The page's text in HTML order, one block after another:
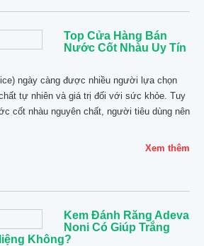
Top Cửa Hàng Bán
Nước Cốt Nhàu Uy Tín
ngày càng được nhiều người lựa chọn
tự nhiên và giá trị đối với sức khỏe. Tuy
cốt nhàu nguyên chất, người tiêu dùng nên
Xem thêm
Kem Đánh Răng Adeva
Noni Có Giúp Trắng
Không?